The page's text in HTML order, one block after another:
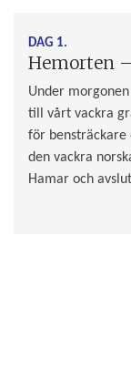
DAG 1.
Hemorten
Under
till vårt vackra
för bensträckare
den vackra
Hamar och